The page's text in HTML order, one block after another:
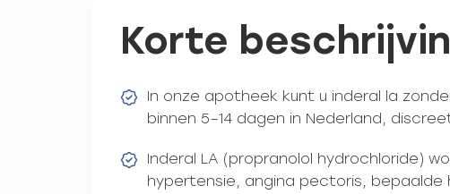
Korte
In onze apotheek kunt u inderal la
binnen 5–14 dagen in Nederland,
Inderal LA (propranolol hydrochloride)
hypertensie, angina pectoris, bepaalde